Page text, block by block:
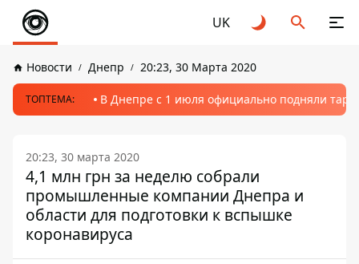
UK
Новости Днепр 20:23, 30 Марта 2020
ТОПТЕМА: В Днепре с 1 июля официально подняли
20:23, 30 марта 2020
4,1 млн грн за неделю собрали
промышленные компании Днепра и
области для подготовки к вспышке
коронавируса